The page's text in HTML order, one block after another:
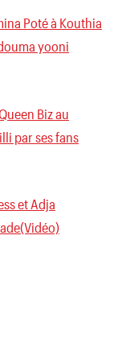
Poté à Kouthia
yooni
Biz au
par ses fans
et Adja